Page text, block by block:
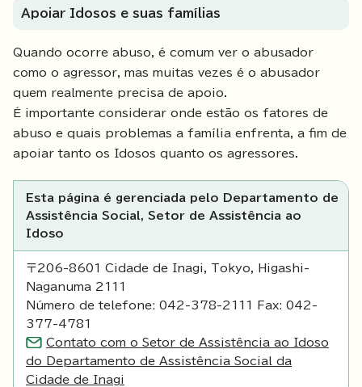
Apoiar Idosos e suas famílias
Quando ocorre abuso, é comum ver o abusador
como o agressor, mas muitas vezes é o abusador
quem realmente precisa de apoio.
É importante considerar onde estão os fatores de
abuso e quais problemas a família enfrenta, a fim de
apoiar tanto os Idosos quanto os agressores.
Esta página é gerenciada pelo Departamento de
Assistência Social, Setor de Assistência ao
Idoso
〒206-8601 Cidade de Inagi, Tokyo, Higashi-
Naganuma 2111
Número de telefone: 042-378-2111 Fax: 042-
377-4781
Contato com o Setor de Assistência ao Idoso
do Departamento de Assistência Social da
Cidade de Inagi